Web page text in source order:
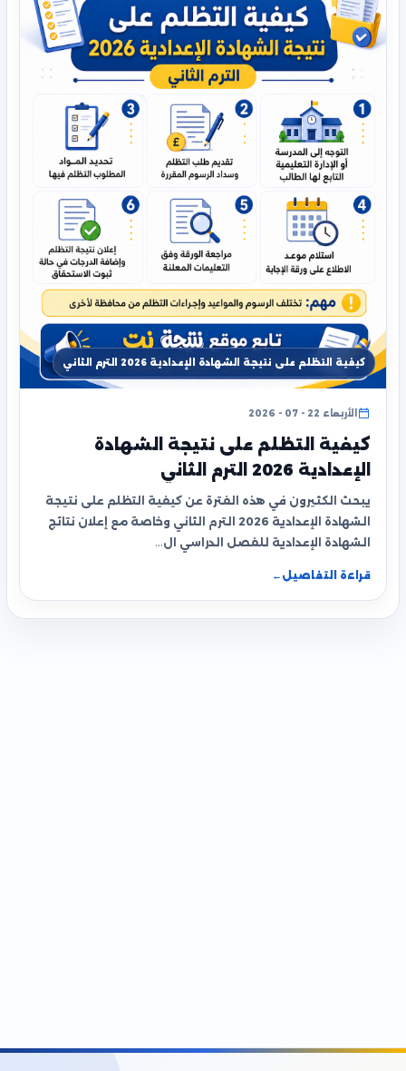
كيفية التظلم على نتيجة الشهادة الإعدادية 2026 الترم الثاني
الأربعاء 22 - 07 - 2026
كيفية التظلم على نتيجة الشهادة
الإعدادية 2026 الترم الثاني
يبحث الكثيرون في هذه الفترة عن كيفية التظلم على نتيجة
الشهادة الإعدادية 2026 الترم الثاني وخاصة مع إعلان نتائج
الشهادة الإعدادية للفصل الدراسي ال…
قراءة التفاصيل ←